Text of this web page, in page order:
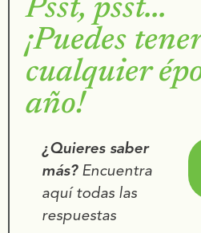
Psst, psst...
¡Puedes
cualquier
año!
¿Quieres saber
más?Encuentra
aquí todas las
respuestas